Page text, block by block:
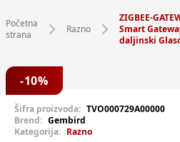
Početna
strana
Razno
ZIGBEE-
Smart
daljinski
-10%
Šifra proizvoda: TVO000729A00000
Brend: Gembird
Kategorija: Razno